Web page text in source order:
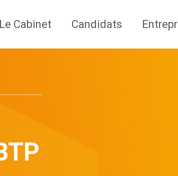
Le Cabinet Candidats